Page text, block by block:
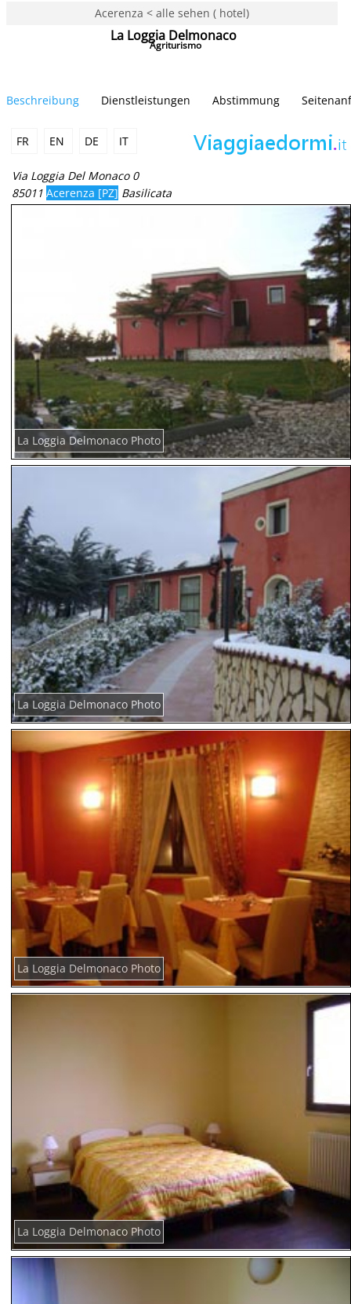
Acerenza < alle sehen ( hotel)
La Loggia Delmonaco
Agriturismo
Beschreibung Dienstleistungen Abstimmung
FR EN DE IT
Via Loggia Del Monaco 0
85011 Acerenza [PZ] Basilicata
La Loggia Delmonaco Photo
La Loggia Delmonaco Photo
La Loggia Delmonaco Photo
La Loggia Delmonaco Photo